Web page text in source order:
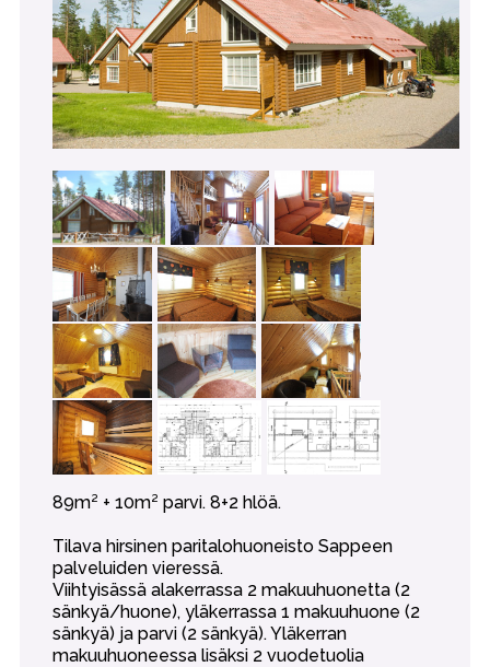
89m² + 10m² parvi. 8+2 hlöä.
Tilava hirsinen paritalohuoneisto Sappeen
palveluiden vieressä.
Viihtyisässä alakerrassa 2 makuuhuonetta (2
sänkyä/huone), yläkerrassa 1 makuuhuone (2
sänkyä) ja parvi (2 sänkyä). Yläkerran
makuuhuoneessa lisäksi 2 vuodetuolia